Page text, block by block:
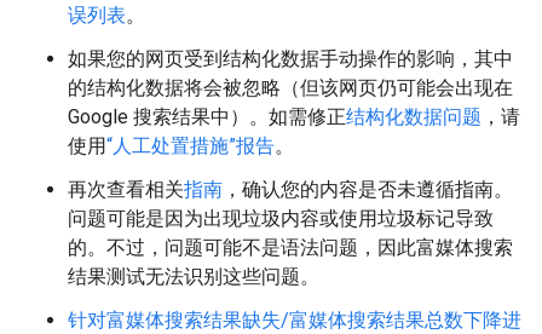
误列表。
如果您的网页受到结构化数据手动操作的影响，其中
的结构化数据将会被忽略（但该网页仍可能会出现在
Google 搜索结果中）。如需修正结构化数据问题 ，请
使用“人工处置措施”报告。
再次查看相关指南 ，确认您的内容是否未遵循指南。
问题可能是因为出现垃圾内容或使用垃圾标记导致
的。不过，问题可能不是语法问题，因此富媒体搜索
结果测试无法识别这些问题。
针对富媒体搜索结果缺失/富媒体搜索结果总数下降进